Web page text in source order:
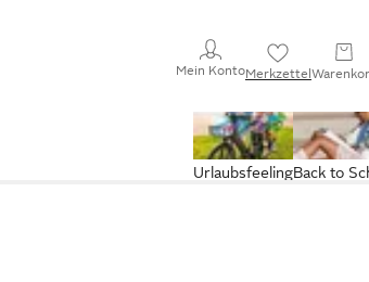
Mein KontoMerkzettel
Back to
Urlaubsfeeling